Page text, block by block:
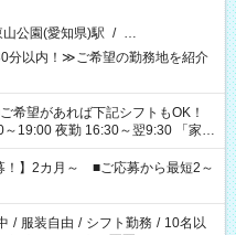
山公園(愛知県)駅 / …
分以内！≫ご希望の勤務地を紹介
夜勤 16:30～翌9:30 「家族
を持って夕飯の準備がしたい」
」 など、ご希望を教えてください
間。 合計で週40時間を超える場
！】2カ月～ ■ご応募から最短2～
/ 服装自由 / シフト勤務 / 10名以